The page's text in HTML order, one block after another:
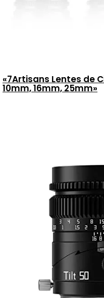
«7Artisans Lentes de
10mm, 16mm, 25mm»